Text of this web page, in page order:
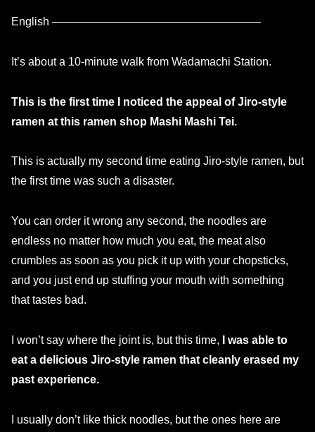
English ——————————————————–
It’s about a 10-minute walk from Wadamachi Station.
This is the first time I noticed the appeal of Jiro-style
ramen at this ramen shop Mashi Mashi Tei.
This is actually my second time eating Jiro-style ramen, but
the first time was such a disaster.
You can order it wrong any second, the noodles are
endless no matter how much you eat, the meat also
crumbles as soon as you pick it up with your chopsticks,
and you just end up stuffing your mouth with something
that tastes bad.
I won’t say where the joint is, but this time,
I was able to
eat a delicious Jiro-style ramen that cleanly erased my
past experience.
I usually don’t like thick noodles, but the ones here are